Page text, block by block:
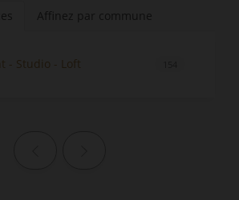
Affinez par commune
- Studio - Loft